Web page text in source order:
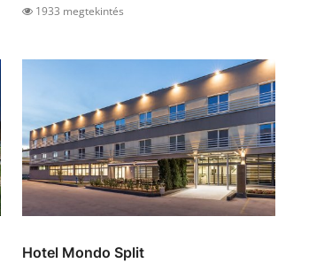
1933 megtekintés
Hotel Mondo Split